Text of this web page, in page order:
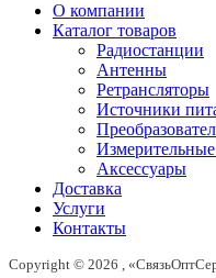
О компании
Каталог товаров
Радиостанции
Антенны
Ретрансляторы
Источники
Аксессуары
Доставка
Услуги
Контакты
Copyright © 2026 ,